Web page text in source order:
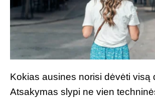
Kokias ausines norisi dėvėti visą
Atsakymas slypi ne vien